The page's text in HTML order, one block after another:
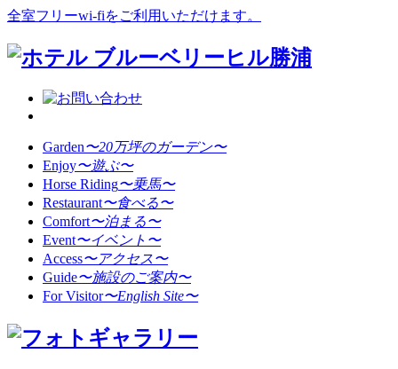
全室フリーwi-fiをご利用いただけます。
Garden〜20万坪のガーデン〜
Enjoy〜遊ぶ〜
Horse Riding〜乗馬〜
Restaurant〜食べる〜
Comfort〜泊まる〜
Event〜イベント〜
Access〜アクセス〜
Guide〜施設のご案内〜
For Visitor〜English Site〜